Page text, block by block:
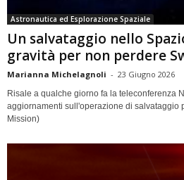
Astronautica ed Esplorazione Spaziale
Un salvataggio nello
gravità per non perdere
Marianna Michelagnoli - 23 Giugno 2026
Risale a qualche giorno fa la teleconferenza
aggiornamenti sull'operazione di salvataggio
Mission)